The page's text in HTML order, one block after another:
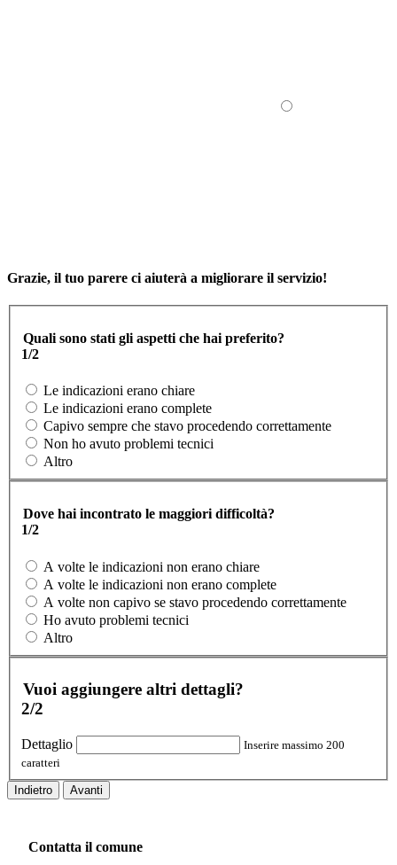
Grazie, il tuo parere ci aiuterà a migliorare il servizio!
Quali sono stati gli aspetti che hai preferito?
1/2
Le indicazioni erano chiare
Le indicazioni erano complete
Capivo sempre che stavo procedendo correttamente
Non ho avuto problemi tecnici
Altro
Dove hai incontrato le maggiori difficoltà?
1/2
A volte le indicazioni non erano chiare
A volte le indicazioni non erano complete
A volte non capivo se stavo procedendo correttamente
Ho avuto problemi tecnici
Altro
Vuoi aggiungere altri dettagli?
2/2
Dettaglio
Inserire massimo 200
caratteri
Indietro Avanti
Contatta il comune